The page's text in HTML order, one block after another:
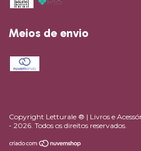
Meios de envio
Copyright Letturale ® | Livros e
- 2026. Todos os direitos reservados.